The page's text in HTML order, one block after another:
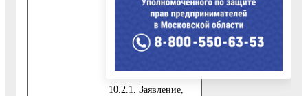
представляются
следующие
обязательные
10.2.1. Заявление,